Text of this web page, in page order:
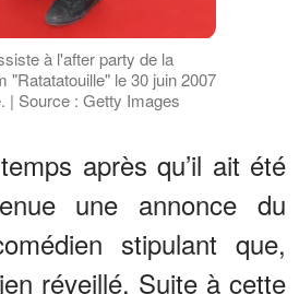
à l'after party de la
"Ratatatouille" le 30 juin 2007
| Source : Getty Images
après qu’il ait été
une annonce du
stipulant que,
réveillé. Suite à cette